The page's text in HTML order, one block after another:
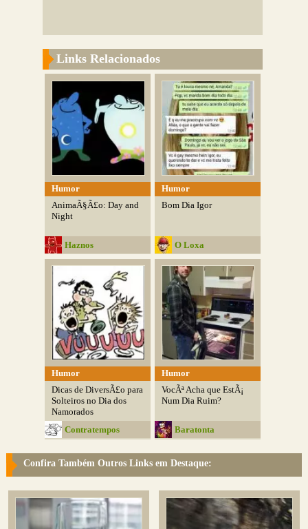
Links Relacionados
Humor
AnimaÃ§Ã£o: Day and
Night
Haznos
Humor
Bom Dia Igor
O Loxa
Humor
Dicas de DiversÃ£o para
Solteiros no Dia dos
Namorados
Contratempos
Humor
VocÃª Acha que EstÃ¡
Num Dia Ruim?
Baratonta
Confira Também Outros Links em Destaque: